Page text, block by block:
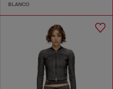
BLANCO